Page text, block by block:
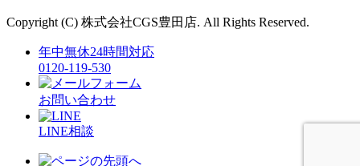
Copyright (C) 株式会社CGS豊田店. All Rights Reserved.
年中無休24時間対応
0120-119-530
お問い合わせ
LINE相談